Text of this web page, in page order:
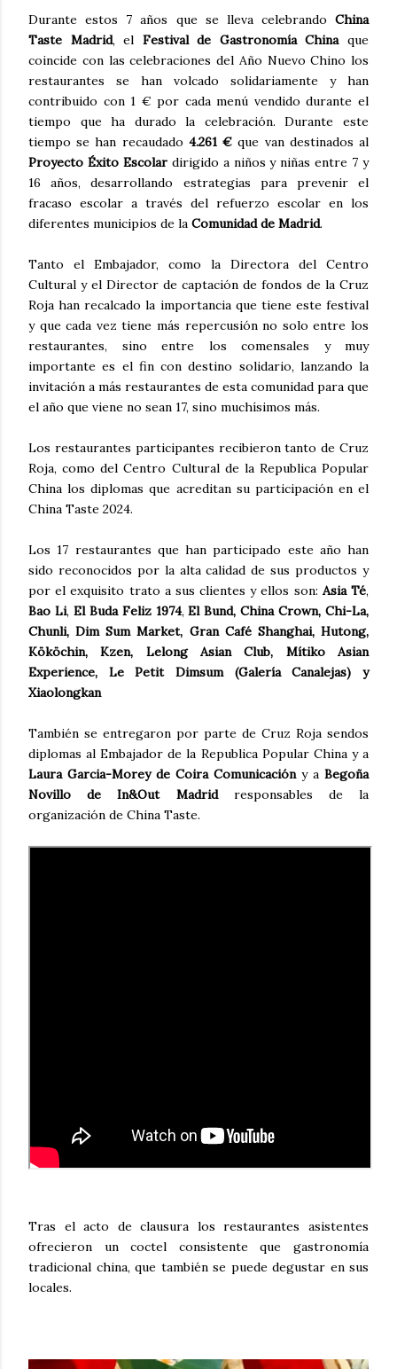
Durante estos 7 años que se lleva celebrando China
Taste Madrid, el Festival de Gastronomía Chinaque
coincide con las celebraciones del Año Nuevo Chino los
restaurantes se han volcado solidariamente y han
contribuido con 1 € por cada menú vendido durante el
tiempo que ha durado la celebración. Durante este
tiempo se han recaudado 4.261 € que van destinados al
Proyecto Éxito Escolar dirigido a niños y niñas entre 7 y
16 años, desarrollando estrategias para prevenir el
fracaso escolar a través del refuerzo escolar en los
diferentes municipios de la Comunidad de Madrid.
Tanto el Embajador, como la Directora del Centro
Cultural y el Director de captación de fondos de la Cruz
Roja han recalcado la importancia que tiene este festival
y que cada vez tiene más repercusión no solo entre los
restaurantes, sino entre los comensales y muy
importante es el fin con destino solidario, lanzando la
invitación a más restaurantes de esta comunidad para que
el año que viene no sean 17, sino muchísimos más.
Los restaurantes participantes recibieron tanto de Cruz
Roja, como del Centro Cultural de la Republica Popular
China los diplomas que acreditan su participación en el
China Taste 2024.
Los 17 restaurantes que han participado este año han
sido reconocidos por la alta calidad de sus productos y
por el exquisito trato a sus clientes y ellos son: Asia Té,
Bao Li, El Buda Feliz 1974,El Bund, China Crown, Chi-La,
Chunli, Dim Sum Market, Gran Café Shanghai, Hutong,
Kököchin, Kzen, Lelong Asian Club, Mítiko Asian
Experience, Le Petit Dimsum (Galería Canalejas) y
Xiaolongkan
También se entregaron por parte de Cruz Roja sendos
diplomas al Embajador de la Republica Popular China y a
Laura Garcia-Morey de Coira Comunicacióny a Begoña
Novillo de In&Out Madridresponsables de la
organización de China Taste.
Tras el acto de clausura los restaurantes asistentes
ofrecieron un coctel consistente que gastronomía
tradicional china, que también se puede degustar en sus
locales.